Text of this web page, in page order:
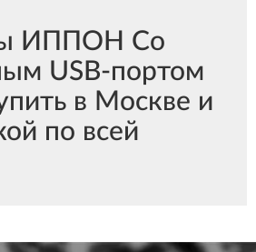
ИППОН Со
USB-портом
в Москве и
по всей